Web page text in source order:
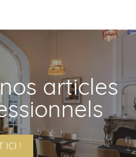
articles
ICI !